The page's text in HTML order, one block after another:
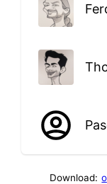
Download: